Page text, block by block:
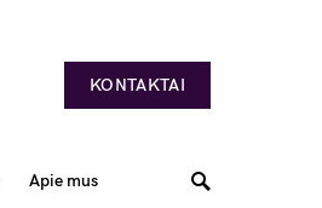
KONTAKTAI
Apie mus